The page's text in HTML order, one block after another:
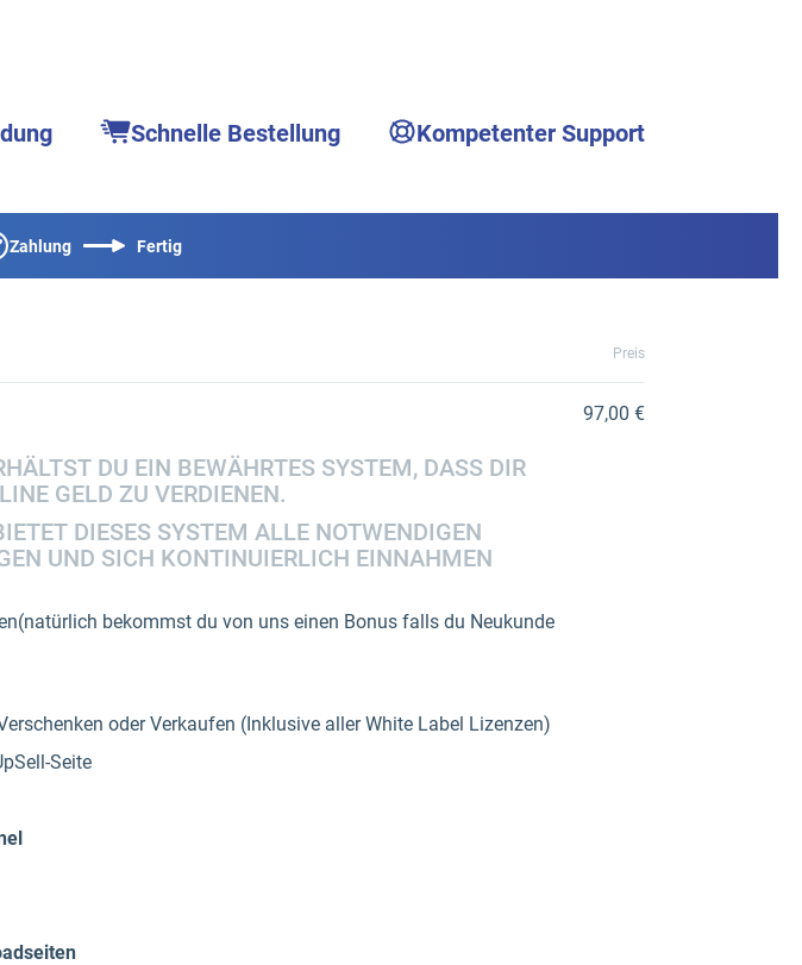
Schnelle Bestellung Kompetenter Support
Zahlung Fertig
Preis
DU EIN BEWÄHRTES SYSTEM, DASS DIR
GELD ZU VERDIENEN.
DIESES SYSTEM ALLE NOTWENDIGEN
UND SICH KONTINUIERLICH EINNAHMEN
bekommst du von uns einen Bonus falls du Neukunde
oder Verkaufen (Inklusive aller White Label Lizenzen)
Seite
97,00 €